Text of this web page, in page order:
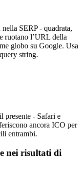
SERP - quadrata,
ruotano l’URL della
globo su Google. Usa
string.
- Safari e
ancora ICO per
entrambi.
nei risultati di